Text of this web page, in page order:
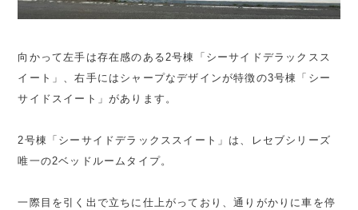
向かって左手は存在感のある2号棟「シーサイドデラックスス
イート」、右手にはシャープなデザインが特徴の3号棟「シー
サイドスイート」があります。
2号棟「シーサイドデラックススイート」は、レセブシリーズ
唯一の2ベッドルームタイプ。
一際目を引く出で立ちに仕上がっており、通りがかりに車を停